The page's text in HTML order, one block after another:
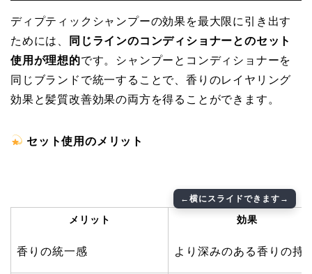
ディプティックシャンプーの効果を最大限に引き出す
ためには、
同じラインのコンディショナーとのセット
使用が理想的です。シャンプーとコンディショナーを
同じブランドで統一することで、香りのレイヤリング
効果と髪質改善効果の両方を得ることができます。
セット使用のメリット
メリット 効果
香りの統一感 より深みのある香りの持